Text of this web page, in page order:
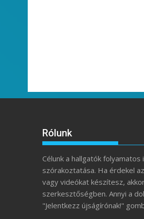
Rólunk
Célunk a hallgatók folyamatos
szórakoztatása. Ha érdekel
vagy videókat készítesz,
szerkesztőségben. Annyi a
"Jelentkezz újságírónak!"